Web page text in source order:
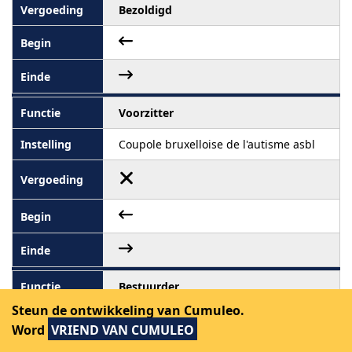
Bezoldigd
Voorzitter
Coupole bruxelloise de l'autisme asbl
Bestuurder
Kibboutz asbl
Steun de ontwikkeling van Cumuleo.
Word VRIEND VAN CUMULEO